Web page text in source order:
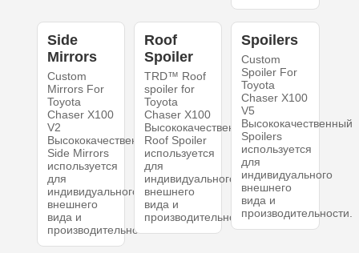
Side
Mirrors
Custom
Mirrors For
Toyota
Chaser X100
V2
Высококачественный
Side Mirrors
используется
для
индивидуального
внешнего
вида и
производительности.
Roof
Spoiler
TRD™ Roof
spoiler for
Toyota
Chaser X100
Высококачественный
Roof Spoiler
используется
для
индивидуального
внешнего
вида и
производительности.
Spoilers
Custom
Spoiler For
Toyota
Chaser X100
V5
Высококачественный
Spoilers
используется
для
индивидуального
внешнего
вида и
производительности.